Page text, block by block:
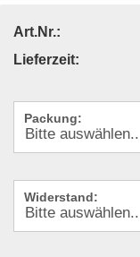
Art.Nr.:
Lieferzeit:
Packung:
Widerstand: